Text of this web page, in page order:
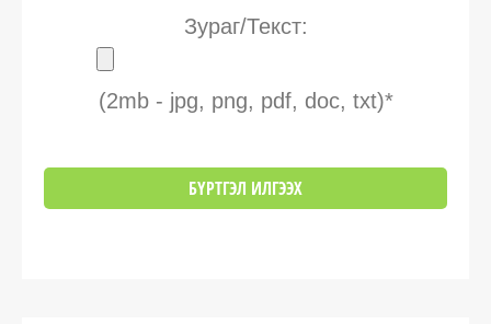
Зураг/Текст:
(2mb - jpg, png, pdf, doc, txt)*